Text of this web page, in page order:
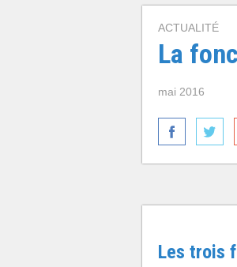
ACTUALITÉ
La
mai 2016
Les trois